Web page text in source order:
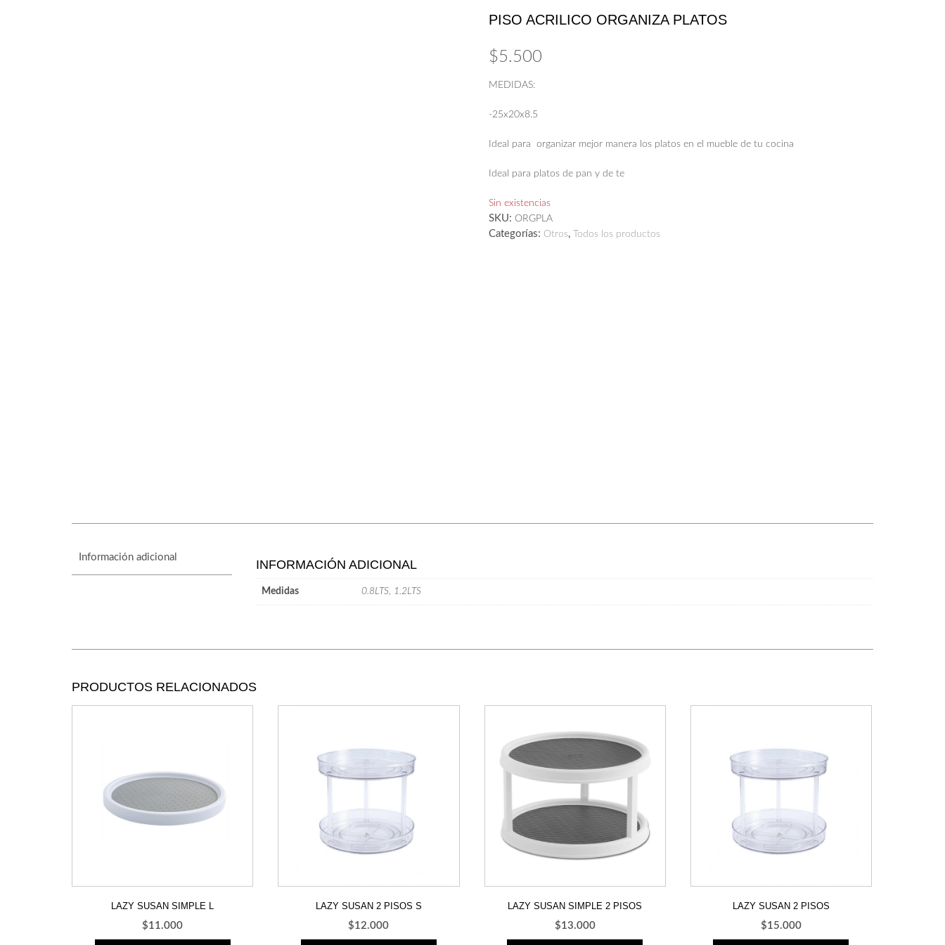
PISO ACRILICO ORGANIZA PLATOS
$5.500
MEDIDAS:
-25x20x8.5
Ideal para organizar mejor manera los platos en el mueble de tu cocina
Ideal para platos de pan y de te
Sin existencias
SKU: ORGPLA
Categorías: Otros, Todos los productos
Información adicional INFORMACIÓN ADICIONAL
Medidas 0.8LTS, 1.2LTS
PRODUCTOS RELACIONADOS
LAZY SUSAN SIMPLE L
$11.000
LAZY SUSAN 2 PISOS S
$12.000
LAZY SUSAN SIMPLE 2 PISOS
$13.000
LAZY SUSAN 2 PISOS
$15.000